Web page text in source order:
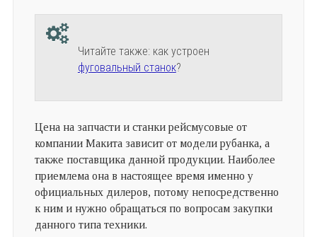
Читайте также: как устроен
фуговальный станок?
Цена на запчасти и станки рейсмусовые от
компании Макита зависит от модели рубанка, а
также поставщика данной продукции. Наиболее
приемлема она в настоящее время именно у
официальных дилеров, потому непосредственно
к ним и нужно обращаться по вопросам закупки
данного типа техники.